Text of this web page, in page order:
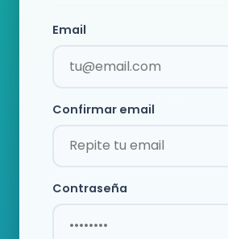
Email
Confirmar email
Contraseña